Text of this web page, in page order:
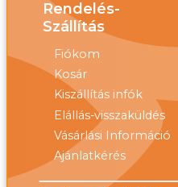
Rendelés-
Szállítás
Fiókom
Kosár
Kiszállítás infók
Elállás-visszaküldés
Vásárlási Információ
Ajánlatkérés